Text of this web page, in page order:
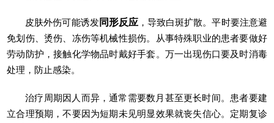
皮肤外伤可能诱发同形反应，导致白斑扩散。平时要注意避
免划伤、烫伤、冻伤等机械性损伤。从事特殊职业的患者要做好
劳动防护，接触化学物品时戴好手套。万一出现伤口要及时消毒
处理，防止感染。
治疗周期因人而异，通常需要数月甚至更长时间。患者要建
立合理预期，不要因为短期未见明显效果就丧失信心。定期复诊